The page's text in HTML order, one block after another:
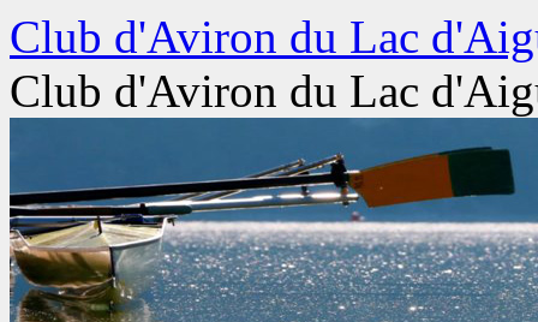
Aller
au
contenu
Club d'Aviron du Lac
Club d'Aviron du Lac